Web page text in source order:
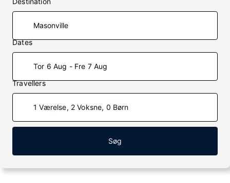
Dates
Tor 6 Aug - Fre 7 Aug
Travellers
1 Værelse, 2 Voksne, 0 Børn
Søg